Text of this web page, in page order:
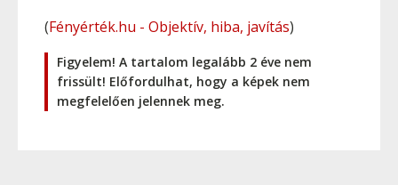
(Fényérték.hu - Objektív, hiba, javítás)
Figyelem! A tartalom legalább 2 éve nem
frissült! Előfordulhat, hogy a képek nem
megfelelően jelennek meg.